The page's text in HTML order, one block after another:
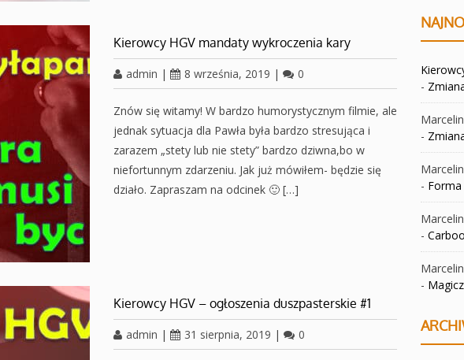
Kierowcy HGV mandaty wykroczenia kary
admin | 8 września, 2019 | 0
Znów się witamy! W bardzo humorystycznym filmie, ale
jednak sytuacja dla Pawła była bardzo stresująca i
zarazem „stety lub nie stety” bardzo dziwna,bo w
niefortunnym zdarzeniu. Jak już mówiłem- będzie się
działo. Zapraszam na odcinek 🙂 […]
Kierowcy HGV – ogłoszenia duszpasterskie #1
admin | 31 sierpnia, 2019 | 0
-
-
-
-
-